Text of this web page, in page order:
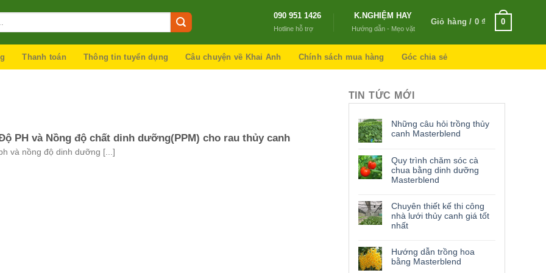
090 951 1426
Hotline hỗ trợ
K.NGHIỆM HAY
Hướng dẫn - Mẹo vặt
Giỏ hàng / 0₫ 0
Thanh toán Thông tin tuyển dụng Câu chuyện về Khai Anh Chính sách mua hàng Góc chia sẻ
PH và Nồng độ chất dinh dưỡng(PPM) cho rau thủy canh
và nồng độ dinh dưỡng [...]
TIN TỨC MỚI
Những câu hỏi trồng thủy
canh Masterblend
Quy trình chăm sóc cà
chua bằng dinh dưỡng
Masterblend
Chuyên thiết kế thi công
nhà lưới thủy canh giá tốt
nhất
Hướng dẫn trồng hoa
bằng Masterblend